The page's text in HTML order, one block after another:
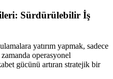
Sürdürülebilir İş
yatırım yapmak, sadece
operasyonel
gücünü artıran stratejik bir